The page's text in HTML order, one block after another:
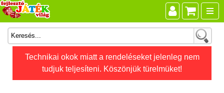
Technikai okok miatt a rendeléseket jelenleg nem
tudjuk teljesíteni. Köszönjük türelmüket!
Összes játék
Játékok életkor szerint